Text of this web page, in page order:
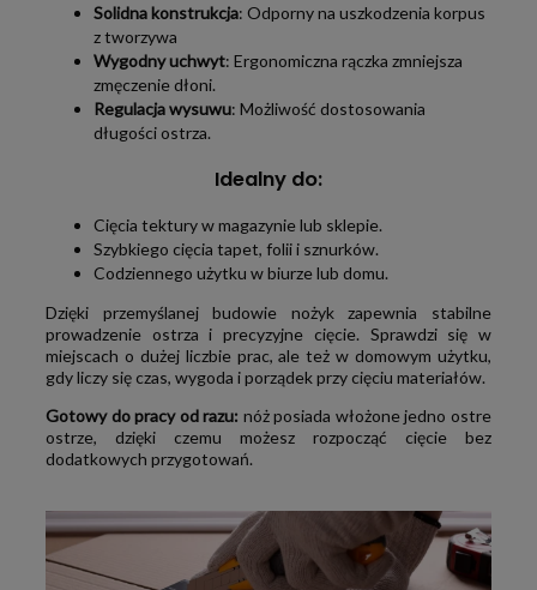
Solidna konstrukcja: Odporny na uszkodzenia korpus
z tworzywa
Wygodny uchwyt: Ergonomiczna rączka zmniejsza
zmęczenie dłoni.
Regulacja wysuwu: Możliwość dostosowania
długości ostrza.
Idealny do:
Cięcia tektury w magazynie lub sklepie.
Szybkiego cięcia tapet, folii i sznurków.
Codziennego użytku w biurze lub domu.
Dzięki przemyślanej budowie nożyk zapewnia stabilne
prowadzenie ostrza i precyzyjne cięcie. Sprawdzi się w
miejscach o dużej liczbie prac, ale też w domowym użytku,
gdy liczy się czas, wygoda i porządek przy cięciu materiałów.
Gotowy do pracy od razu: nóż posiada włożone jedno ostre
ostrze, dzięki czemu możesz rozpocząć cięcie bez
dodatkowych przygotowań.